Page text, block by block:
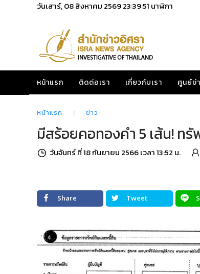
วันเสาร์, 08 สิงหาคม 256923:39:52นาฬิกา
หน้าแรก ติดต่อเรา เกี่ยวกับเรา ศูนย์ข่
หน้าแรก ข่าว
มีสร้อยคอทองคำ 5 เส้น! ท
วันจันทร์ ที่ 18 กันยายน 2566 เวลา 13:52 น.
Share Tweet